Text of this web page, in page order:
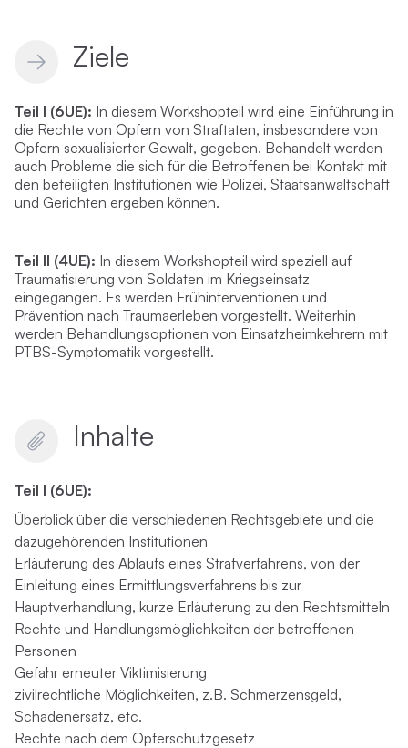
Ziele
Teil I (6UE): In diesem Workshopteil wird eine Einführung in
die Rechte von Opfern von Straftaten, insbesondere von
Opfern sexualisierter Gewalt, gegeben. Behandelt werden
auch Probleme die sich für die Betroffenen bei Kontakt mit
den beteiligten Institutionen wie Polizei, Staatsanwaltschaft
und Gerichten ergeben können.
Teil II (4UE): In diesem Workshopteil wird speziell auf
Traumatisierung von Soldaten im Kriegseinsatz
eingegangen. Es werden Frühinterventionen und
Prävention nach Traumaerleben vorgestellt. Weiterhin
werden Behandlungsoptionen von Einsatzheimkehrern mit
PTBS-Symptomatik vorgestellt.
Inhalte
Teil I (6UE):
Überblick über die verschiedenen Rechtsgebiete und die
dazugehörenden Institutionen
Erläuterung des Ablaufs eines Strafverfahrens, von der
Einleitung eines Ermittlungsverfahrens bis zur
Hauptverhandlung, kurze Erläuterung zu den Rechtsmitteln
Rechte und Handlungsmöglichkeiten der betroffenen
Personen
Gefahr erneuter Viktimisierung
zivilrechtliche Möglichkeiten, z.B. Schmerzensgeld,
Schadenersatz, etc.
Rechte nach dem Opferschutzgesetz